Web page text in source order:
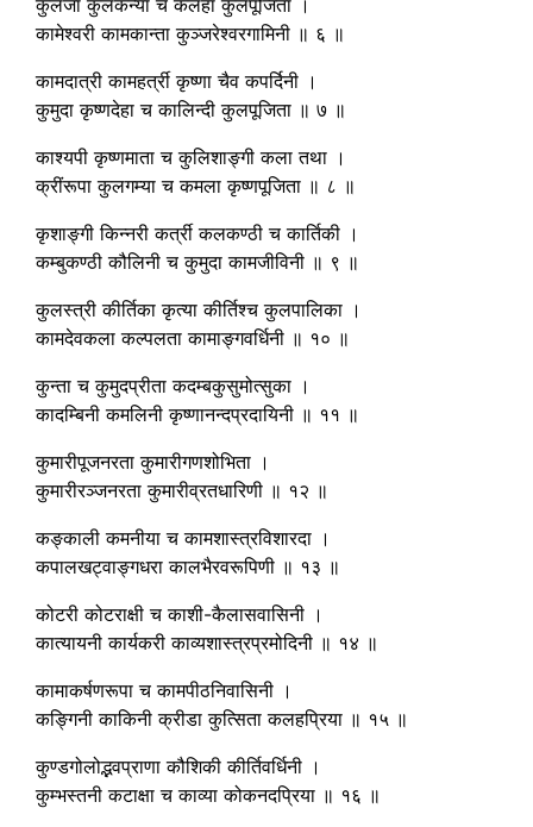
कामेश्वरी कामकान्ता कुञ्जरेश्वरगामिनी ॥ ६ ॥
कामदात्री कामहर्त्री कृष्णा चैव कपर्दिनी ।
कुमुदा कृष्णदेहा च कालिन्दी कुलपूजिता ॥ ७ ॥
काश्यपी कृष्णमाता च कुलिशाङ्गी कला तथा ।
क्रींरूपा कुलगम्या च कमला कृष्णपूजिता ॥ ८ ॥
कृशाङ्गी किन्नरी कर्त्री कलकण्ठी च कार्तिकी ।
कम्बुकण्ठी कौलिनी च कुमुदा कामजीविनी ॥ ९ ॥
कुलस्त्री कीर्तिका कृत्या कीर्तिश्च कुलपालिका ।
कामदेवकला कल्पलता कामाङ्गवर्धिनी ॥ १० ॥
कुन्ता च कुमुदप्रीता कदम्बकुसुमोत्सुका ।
कादम्बिनी कमलिनी कृष्णानन्दप्रदायिनी ॥ ११ ॥
कुमारीपूजनरता कुमारीगणशोभिता ।
कुमारीरञ्जनरता कुमारीव्रतधारिणी ॥ १२ ॥
कङ्काली कमनीया च कामशास्त्रविशारदा ।
कपालखट्वाङ्गधरा कालभैरवरूपिणी ॥ १३ ॥
कोटरी कोटराक्षी च काशी-कैलासवासिनी ।
कात्यायनी कार्यकरी काव्यशास्त्रप्रमोदिनी ॥ १४ ॥
कामाकर्षणरूपा च कामपीठनिवासिनी ।
कङ्गिनी काकिनी क्रीडा कुत्सिता कलहप्रिया ॥ १५ ॥
कुण्डगोलोद्भवप्राणा कौशिकी कीर्तिवर्धिनी ।
कुम्भस्तनी कटाक्षा च काव्या कोकनदप्रिया ॥ १६ ॥